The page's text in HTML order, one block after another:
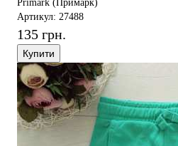
Primark (Примарк)
Артикул: 27488
135 грн.
Купити